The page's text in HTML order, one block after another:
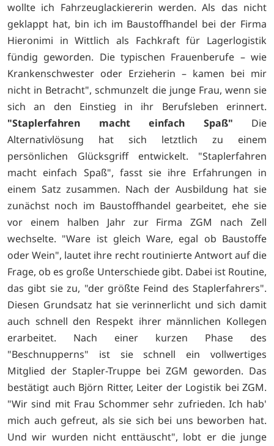
wollte ich Fahrzeuglackiererin werden. Als das nicht
geklappt hat, bin ich im Baustoffhandel bei der Firma
Hieronimi in Wittlich als Fachkraft für Lagerlogistik
fündig geworden. Die typischen Frauenberufe – wie
Krankenschwester oder Erzieherin – kamen bei mir
nicht in Betracht", schmunzelt die junge Frau, wenn sie
sich an den Einstieg in ihr Berufsleben erinnert.
"Staplerfahren macht einfach Spaß" Die
Alternativlösung hat sich letztlich zu einem
persönlichen Glücksgriff entwickelt. "Staplerfahren
macht einfach Spaß", fasst sie ihre Erfahrungen in
einem Satz zusammen. Nach der Ausbildung hat sie
zunächst noch im Baustoffhandel gearbeitet, ehe sie
vor einem halben Jahr zur Firma ZGM nach Zell
wechselte. "Ware ist gleich Ware, egal ob Baustoffe
oder Wein", lautet ihre recht routinierte Antwort auf die
Frage, ob es große Unterschiede gibt. Dabei ist Routine,
das gibt sie zu, "der größte Feind des Staplerfahrers".
Diesen Grundsatz hat sie verinnerlicht und sich damit
auch schnell den Respekt ihrer männlichen Kollegen
erarbeitet. Nach einer kurzen Phase des
"Beschnupperns" ist sie schnell ein vollwertiges
Mitglied der Stapler-Truppe bei ZGM geworden. Das
bestätigt auch Björn Ritter, Leiter der Logistik bei ZGM.
"Wir sind mit Frau Schommer sehr zufrieden. Ich hab'
mich auch gefreut, als sie sich bei uns beworben hat.
Und wir wurden nicht enttäuscht", lobt er die junge